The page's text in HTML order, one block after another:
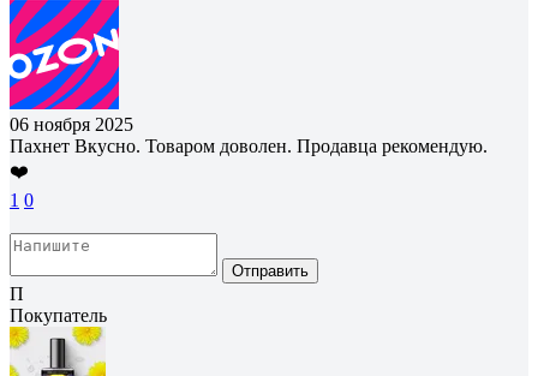
06 ноября 2025
Пахнет Вкусно. Товаром доволен. Продавца рекомендую.
❤️
1 0
Отправить
П
Покупатель